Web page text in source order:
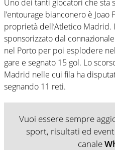
Uno dei tanti giocatori che sta
l’entourage bianconero è Joao
proprietà dell’Atletico
sponsorizzato dal
nel Porto per poi esplodere
gare e segnato 15 gol. Lo
Madrid nelle cui fila ha
segnando 11 reti.
Vuoi essere sempre
sport, risultati ed
canale